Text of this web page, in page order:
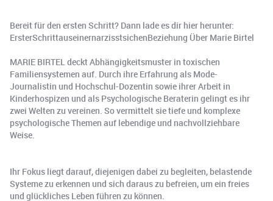
Bereit für den ersten Schritt? Dann lade es dir hier herunter:
ErsterSchrittauseinernarzisstsichenBeziehung Über Marie Birtel
MARIE BIRTEL deckt Abhängigkeitsmuster in toxischen
Familiensystemen auf. Durch ihre Erfahrung als Mode-
Journalistin und Hochschul-Dozentin sowie ihrer Arbeit in
Kinderhospizen und als Psychologische Beraterin gelingt es ihr
zwei Welten zu vereinen. So vermittelt sie tiefe und komplexe
psychologische Themen auf lebendige und nachvollziehbare
Weise.
Ihr Fokus liegt darauf, diejenigen dabei zu begleiten, belastende
Systeme zu erkennen und sich daraus zu befreien, um ein freies
und glückliches Leben führen zu können.